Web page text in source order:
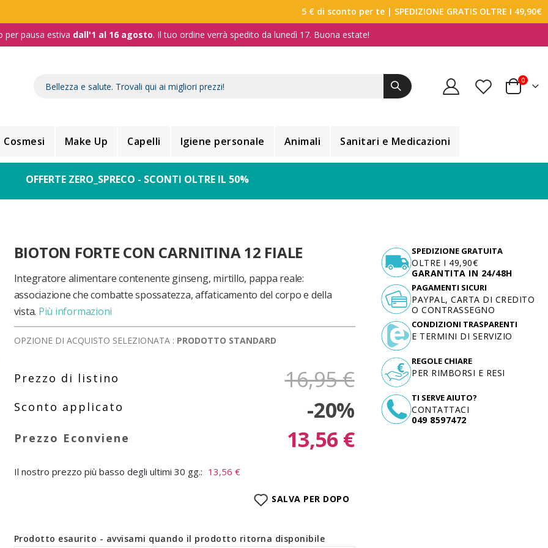
5 € di sconto per te | SPEDIZIONE GRATIS OLTRE I 49,90€
per pausa estiva dall'1 al 16 agosto. Il tuo ordine verrà spedito da lunedì 17. Buona estate!
Carrello
0
Cosmesi Make Up Capelli Igiene personale Animali Sanitari e Medicazioni
OFFERTE ZERO_SPRECO - SCONTI OLTRE IL 50%
BIOTON FORTE CON CARNITINA 12 FIALE
Integratore alimentare contenente ginseng, mirtillo, pappa reale:
associazione che combatte spossatezza, affaticamento del corpo e della
vista. Più informazioni
OPZIONE DI ACQUISTO SELEZIONATA : PRODOTTO STANDARD
16,95 €
-20%
13,56 €
Il nostro prezzo più basso degli ultimi 30 gg.: 13,56 €
SALVA PER DOPO
Prodotto esaurito - avvisami quando il prodotto ritorna disponibile
SPEDIZIONE GRATUITA
OLTRE I 49,90€
GARANTITA IN 24/48H
TI SERVE AIUTO?
CONTATTACI
049 8597472
PAGAMENTI SICURI
PAYPAL, CARTA DI CREDITO
O CONTRASSEGNO
CONDIZIONI TRASPARENTI
E TERMINI DI SERVIZIO
REGOLE CHIARE
PER RIMBORSI E RESI